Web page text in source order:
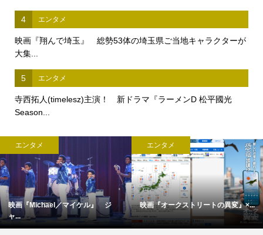
4 エンタメ
映画『翔んで埼玉』 総勢53体の埼玉県ご当地キャラクターが
大集...
5 エンタメ
寺西拓人(timelesz)主演！ 新ドラマ『ラーメンD 松平國光
Season...
エンタメ
映画『Michael／マイケル』 ジ
ャ...
エンタメ
映画『オークストリートの異変』×...